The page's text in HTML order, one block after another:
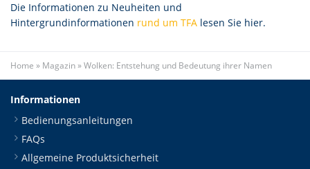
Die Informationen zu Neuheiten und
Hintergrundinformationen rund um TFA lesen Sie hier.
Home » Magazin»Wolken: Entstehung und Bedeutung ihrer Namen
Informationen
Bedienungsanleitungen
FAQs
Allgemeine Produktsicherheit